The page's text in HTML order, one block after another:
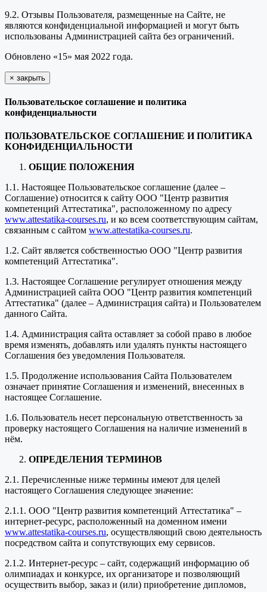
9.2. Отзывы Пользователя, размещенные на Сайте, не
являются конфиденциальной информацией и могут быть
использованы Администрацией сайта без ограничений.
Обновлено «15» мая 2022 года.
× закрыть
Пользовательское соглашение и политика
конфиденциальности
ПОЛЬЗОВАТЕЛЬСКОЕ СОГЛАШЕНИЕ И ПОЛИТИКА
КОНФИДЕНЦИАЛЬНОСТИ
ОБЩИЕ ПОЛОЖЕНИЯ
1.1. Настоящее Пользовательское соглашение (далее –
Соглашение) относится к сайту ООО "Центр развития
компетенций Аттестатика", расположенному по адресу
www.attestatika-courses.ru, и ко всем соответствующим сайтам,
связанным с сайтом www.attestatika-courses.ru.
1.2. Сайт является собственностью ООО "Центр развития
компетенций Аттестатика".
1.3. Настоящее Соглашение регулирует отношения между
Администрацией сайта ООО "Центр развития компетенций
Аттестатика" (далее – Администрация сайта) и Пользователем
данного Сайта.
1.4. Администрация сайта оставляет за собой право в любое
время изменять, добавлять или удалять пункты настоящего
Соглашения без уведомления Пользователя.
1.5. Продолжение использования Сайта Пользователем
означает принятие Соглашения и изменений, внесенных в
настоящее Соглашение.
1.6. Пользователь несет персональную ответственность за
проверку настоящего Соглашения на наличие изменений в
нём.
ОПРЕДЕЛЕНИЯ ТЕРМИНОВ
2.1. Перечисленные ниже термины имеют для целей
настоящего Соглашения следующее значение:
2.1.1. ООО "Центр развития компетенций Аттестатика" –
интернет-ресурс, расположенный на доменном имени
www.attestatika-courses.ru, осуществляющий свою деятельность
посредством сайта и сопутствующих ему сервисов.
2.1.2. Интернет-ресурс – сайт, содержащий информацию об
олимпиадах и конкурсе, их организаторе и позволяющий
осуществить выбор, заказ и (или) приобретение дипломов,